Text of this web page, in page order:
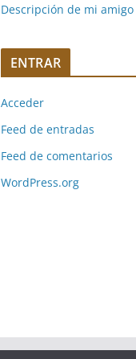
Descripción de mi amigo
ENTRAR
Acceder
Feed de entradas
Feed de comentarios
WordPress.org